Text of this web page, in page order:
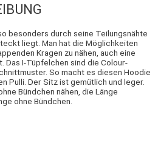
besonders durch seine Teilungsnähte
liegt. Man hat die Möglichkeiten
Kragen zu nähen, auch eine
Das I-Tüpfelchen sind die Colour-
So macht es diesen Hoodie
Pulli. Der Sitz ist gemütlich und leger.
Bündchen nähen, die Länge
ohne Bündchen.